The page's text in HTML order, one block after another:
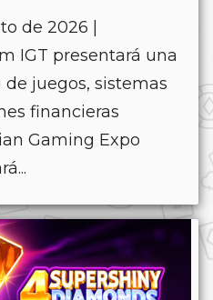
de 2026 |
IGT presentará una
juegos, sistemas
financieras
Gaming Expo